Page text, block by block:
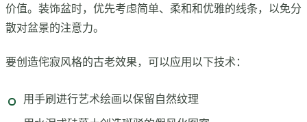
价值。装饰盆时，优先考虑简单、柔和和优雅的线条，以免分
散对盆景的注意力。
要创造侘寂风格的古老效果，可以应用以下技术：
用手刷进行艺术绘画以保留自然纹理